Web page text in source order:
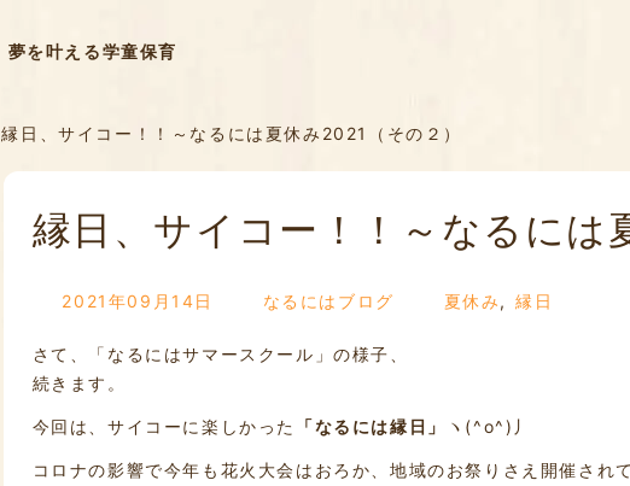
夢を叶える学童保育
縁日、サイコー！！～なるには夏休み2021（その２）
縁日、サイコー！！～なるには
2021年09月14日 なるにはブログ 夏休み,縁日
さて、「なるにはサマースクール」の様子、
続きます。
今回は、サイコーに楽しかった 「なるには縁日」 ヽ(^o^)丿
コロナの影響で今年も花火大会はおろか、地域のお祭りさえ開催され